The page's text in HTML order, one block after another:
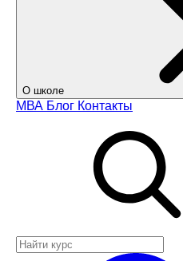
О школе
МВА Блог Контакты